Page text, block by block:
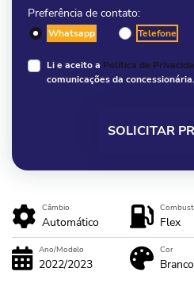
Preferência de contato:
Whatsapp Telefone
Li e aceito a Política de
comunicações da concessionária.
SOLICITAR
Câmbio
Automático Flex
Ano/Modelo
2022/2023
Cor
Branco